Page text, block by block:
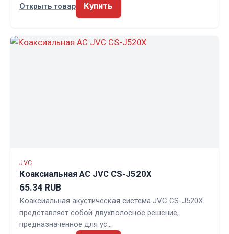
Открыть товар
Купить
JVC
Коаксиальная АС JVC CS-J520X
65.34 RUB
Коаксиальная акустическая система JVC CS-J520X
представляет собой двухполосное решение,
предназначенное для ус…